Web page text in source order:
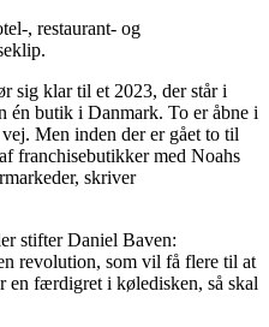
, restaurant- og
sig klar til et 2023, der står i
én butik i Danmark. To er åbne i
Men inden der er gået to til
franchisebutikker med Noahs
skriver
stifter Daniel Baven:
revolution, som vil få flere til at
en færdigret i køledisken, så skal